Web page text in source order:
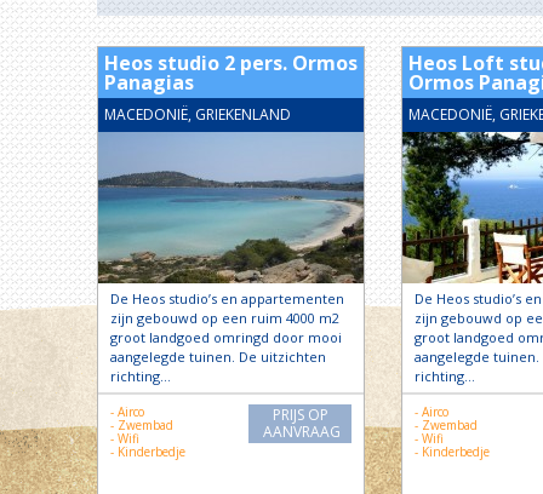
Heos studio 2 pers. Ormos
Panagias
MACEDONIË, GRIEKENLAND
De Heos studio’s en appartementen
zijn gebouwd op een ruim 4000 m2
groot landgoed omringd door mooi
aangelegde tuinen. De uitzichten
richting…
- Airco
- Zwembad
- Wifi
- Kinderbedje
PRIJS OP
AANVRAAG
Heos Loft
Ormos
MACEDONIË,
De Heos studio’s
zijn gebouwd op
groot landgoed
aangelegde
richting…
- Airco
- Zwembad
- Wifi
- Kinderbedje